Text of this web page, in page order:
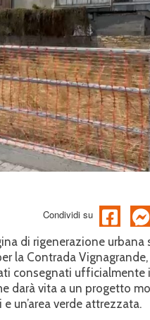
Condividi su
di rigenerazione urbana
la Contrada
consegnati ufficialmente
darà vita a un progetto
un’area verde attrezzata.